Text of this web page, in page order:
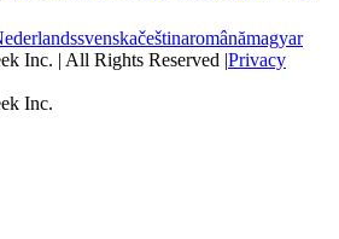
svenskačeštinaromânămagyar
Inc. | All Rights Reserved |Privacy
Inc.